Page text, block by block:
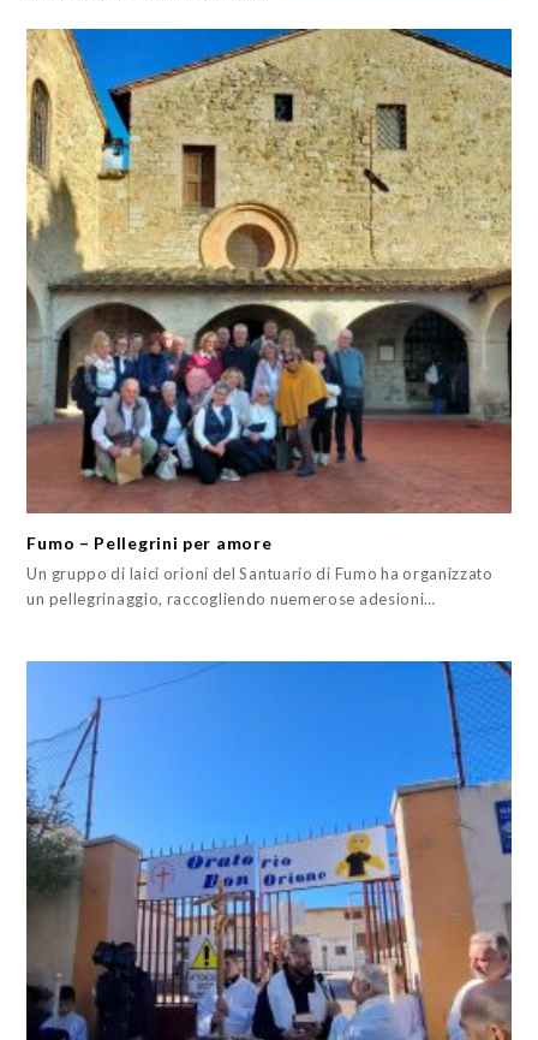
Fumo – Pellegrini per amore
Un gruppo di laici orioni del Santuario di Fumo ha organizzato
un pellegrinaggio, raccogliendo nuemerose adesioni…